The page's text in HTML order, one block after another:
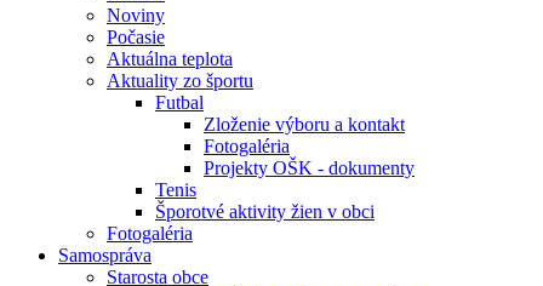
Noviny
Počasie
Aktuálna teplota
Aktuality zo športu
Futbal
Zloženie výboru a kontakt
Fotogaléria
Projekty OŠK - dokumenty
Tenis
Šporotvé aktivity žien v obci
Fotogaléria
Samospráva
Starosta obce